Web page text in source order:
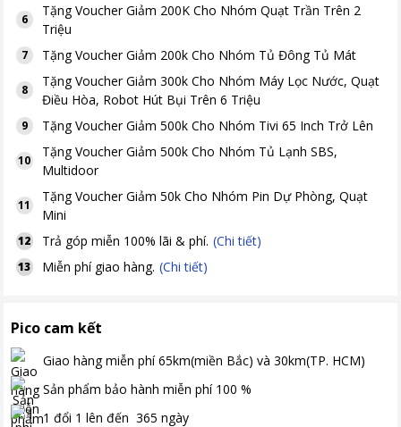
6
TặngVoucher Giảm 200K Cho Nhóm Quạt Trần Trên 2
Triệu
7 TặngVoucher Giảm 200k Cho Nhóm Tủ Đông Tủ Mát
8
TặngVoucher Giảm 300k Cho Nhóm Máy Lọc Nước, Quạt
Điều Hòa, Robot Hút Bụi Trên 6 Triệu
9 TặngVoucher Giảm 500k Cho Nhóm Tivi 65 Inch Trở Lên
10
TặngVoucher Giảm 500k Cho Nhóm Tủ Lạnh SBS,
Multidoor
11
TặngVoucher Giảm 50k Cho Nhóm Pin Dự Phòng, Quạt
Mini
12 Trả góp miễn 100% lãi & phí. (Chi tiết)
13 Miễn phí giao hàng. (Chi tiết)
Pico cam kết
Giao hàng miễn phí 65km(miền Bắc) và 30km(TP. HCM)
Sản phẩm bảo hành miễn phí 100 %
1 đổi 1 lên đến 365 ngày